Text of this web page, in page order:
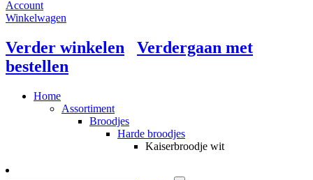
Account
Winkelwagen
Verder winkelen
Verdergaan met
bestellen
Home
Assortiment
Broodjes
Harde broodjes
Kaiserbroodje wit